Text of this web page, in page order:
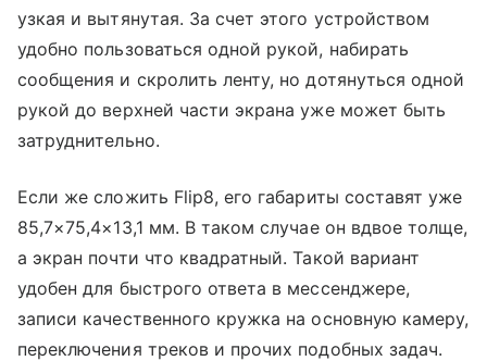
узкая и вытянутая. За счет этого устройством
удобно пользоваться одной рукой, набирать
сообщения и скролить ленту, но дотянуться одной
рукой до верхней части экрана уже может быть
затруднительно.
Если же сложить Flip8, его габариты составят уже
85,7×75,4×13,1 мм. В таком случае он вдвое толще,
а экран почти что квадратный. Такой вариант
удобен для быстрого ответа в мессенджере,
записи качественного кружка на основную камеру,
переключения треков и прочих подобных задач.